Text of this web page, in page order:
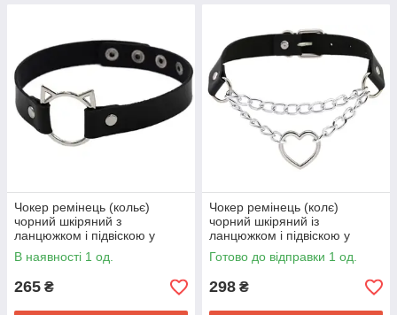
Чокер ремінець (кольє)
чорний шкіряний з
ланцюжком і підвіскою у
формі серця.
В наявності 1 од.
265 ₴
Чокер ремінець (колє)
чорний шкіряний із
ланцюжком і підвіскою у
формі серця
Готово до відправки 1 од.
298 ₴